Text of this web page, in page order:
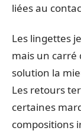
liées au
Les lingettes
mais un carré
solution la
Les retours
certaines
compositions